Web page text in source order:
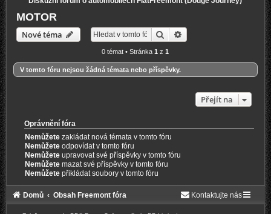
MOTOR
Nové téma Hledat
0 témat • Stránka1 z1
V tomto fóru nejsou žádná témata nebo příspěvky.
Přejít na
Oprávnění fóra
Nemůžete zakládat nová témata v tomto fóru
Nemůžete odpovídat v tomto fóru
Nemůžete upravovat své příspěvky v tomto fóru
Nemůžete mazat své příspěvky v tomto fóru
Nemůžete přikládat soubory v tomto fóru
Domů Obsah Freemont fóra Kontaktujte nás